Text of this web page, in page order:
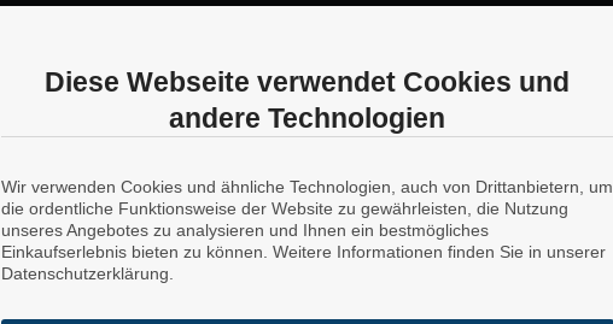
Diese Webseite verwendet Cookies und
andere Technologien
Wir verwenden Cookies und ähnliche Technologien, auch von Drittanbietern, um
die ordentliche Funktionsweise der Website zu gewährleisten, die Nutzung
unseres Angebotes zu analysieren und Ihnen ein bestmögliches
Einkaufserlebnis bieten zu können. Weitere Informationen finden Sie in unserer
Datenschutzerklärung.